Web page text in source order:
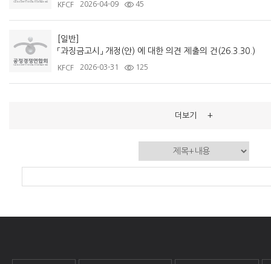
KFCF 2026-04-09 45
[일반]
「과징금고시」 개정(안) 에 대한 의견 제출의 건(26.3.30.)
KFCF 2026-03-31 125
더보기 +